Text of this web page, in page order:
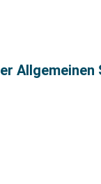
Allgemeinen